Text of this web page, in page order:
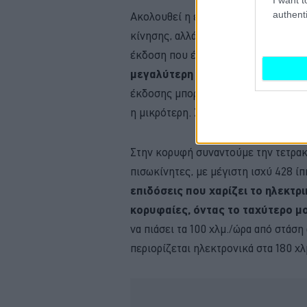
Ακολουθεί η έκδοση Single Motor
κίνησης, αλλά με μεγαλύτερη
έκδοση που έχει μπαταρία τύπου
μεγαλύτερη τύπου NMC
έκδοσης μπορεί να φορτίσει με
η μικρότερη. Στον τομέα των
Στην κορυφή συναντούμε την
πισωκίνητες, με μέγιστη ισχύ 428
επιδόσεις που χαρίζει το
κορυφαίες, όντας το ταχύτερο
να πιάσει τα 100 χλμ./ώρα από στάση
περιορίζεται ηλεκτρονικά στα 180